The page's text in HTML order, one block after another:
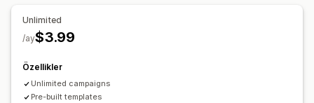
Unlimited
$3.99
/ay
Özellikler
Unlimited campaigns
Pre-built templates